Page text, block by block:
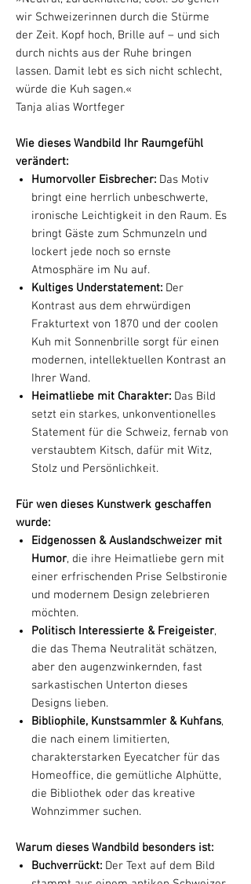
wir Schweizerinnen durch die Stürme
der Zeit. Kopf hoch, Brille auf – und sich
durch nichts aus der Ruhe bringen
lassen. Damit lebt es sich nicht schlecht,
würde die Kuh sagen.«
Tanja alias Wortfeger
Wie dieses Wandbild Ihr Raumgefühl
verändert:
Humorvoller Eisbrecher: Das Motiv
bringt eine herrlich unbeschwerte,
ironische Leichtigkeit in den Raum. Es
bringt Gäste zum Schmunzeln und
lockert jede noch so ernste
Atmosphäre im Nu auf.
Kultiges Understatement: Der
Kontrast aus dem ehrwürdigen
Frakturtext von 1870 und der coolen
Kuh mit Sonnenbrille sorgt für einen
modernen, intellektuellen Kontrast an
Ihrer Wand.
Heimatliebe mit Charakter: Das Bild
setzt ein starkes, unkonventionelles
Statement für die Schweiz, fernab von
verstaubtem Kitsch, dafür mit Witz,
Stolz und Persönlichkeit.
Für wen dieses Kunstwerk geschaffen
wurde:
Eidgenossen & Auslandschweizer mit
Humor, die ihre Heimatliebe gern mit
einer erfrischenden Prise Selbstironie
und modernem Design zelebrieren
möchten.
Politisch Interessierte & Freigeister,
die das Thema Neutralität schätzen,
aber den augenzwinkernden, fast
sarkastischen Unterton dieses
Designs lieben.
Bibliophile, Kunstsammler & Kuhfans,
die nach einem limitierten,
charakterstarken Eyecatcher für das
Homeoffice, die gemütliche Alphütte,
die Bibliothek oder das kreative
Wohnzimmer suchen.
Warum dieses Wandbild besonders ist:
Buchverrückt: Der Text auf dem Bild